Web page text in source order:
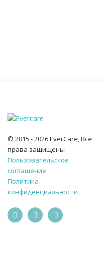
© 2015 - 2026 EverCare, Все
права защищены
Пользовательское
соглашение
Политика
конфиденциальности